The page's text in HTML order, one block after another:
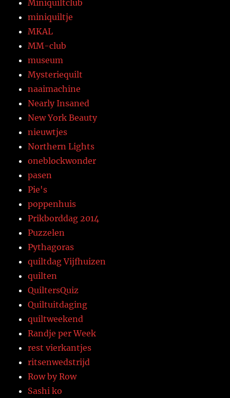
Miniquiltclub
miniquiltje
MKAL
MM-club
museum
Mysteriequilt
naaimachine
Nearly Insaned
New York Beauty
nieuwtjes
Northern Lights
oneblockwonder
pasen
Pie's
poppenhuis
Prikborddag 2014
Puzzelen
Pythagoras
quiltdag Vijfhuizen
quilten
QuiltersQuiz
Quiltuitdaging
quiltweekend
Randje per Week
rest vierkantjes
ritsenwedstrijd
Row by Row
Sashi ko